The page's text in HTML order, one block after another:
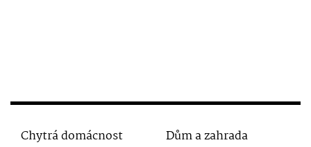
Chytrá domácnost
Dům a zahrada